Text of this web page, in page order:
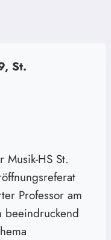
St.
HS St.
Professor am
beeindruckend